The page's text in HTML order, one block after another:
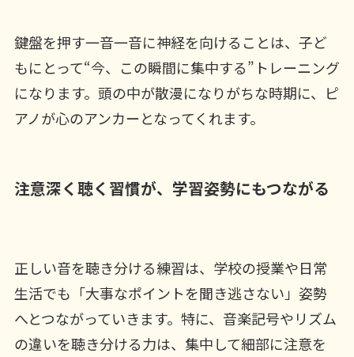
鍵盤を押す一音一音に神経を向けることは、子ど
もにとって“今、この瞬間に集中する”トレーニング
になります。頭の中が散漫になりがちな時期に、ピ
アノが心のアンカーとなってくれます。
注意深く聴く習慣が、学習姿勢にもつながる
正しい音を聴き分ける練習は、学校の授業や日常
生活でも「大事なポイントを聞き逃さない」姿勢
へとつながっていきます。特に、音楽記号やリズム
の違いを聴き分ける力は、集中して細部に注意を